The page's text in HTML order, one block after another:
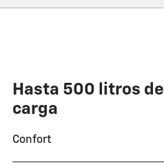
Hasta 500 litros de
carga
Confort